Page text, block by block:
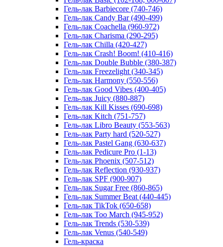
Гель-лак Barbiecore (740-746)
Гель-лак Candy Bar (490-499)
Гель-лак Coachella (960-972)
Гель-лак Charisma (290-295)
Гель-лак Chilla (420-427)
Гель-лак Crash! Boom! (410-416)
Гель-лак Double Bubble (380-387)
Гель-лак Freezelight (340-345)
Гель-лак Harmony (550-556)
Гель-лак Good Vibes (400-405)
Гель-лак Juicy (880-887)
Гель-лак Kill Kisses (690-698)
Гель-лак Kitch (751-757)
Гель-лак Libro Beauty (553-563)
Гель-лак Party hard (520-527)
Гель-лак Pastel Gang (630-637)
Гель-лак Pedicure Pro (1-13)
Гель-лак Phoenix (507-512)
Гель-лак Reflection (930-937)
Гель-лак SPF (900-907)
Гель-лак Sugar Free (860-865)
Гель-лак Summer Beat (440-445)
Гель-лак TikTok (650-658)
Гель-лак Too March (945-952)
Гель-лак Trends (530-539)
Гель-лак Venus (540-549)
Гель-краска